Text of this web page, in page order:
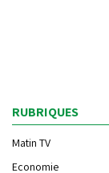
RUBRIQUES
Matin TV
Economie